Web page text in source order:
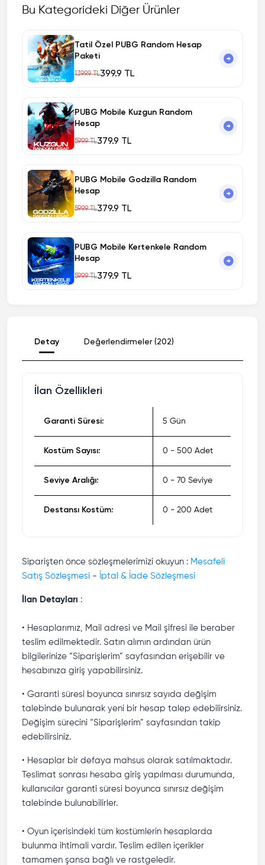
Bu Kategorideki Diğer Ürünler
Tatil Özel PUBG Random Hesap
Paketi
1399.9 TL399.9 TL
PUBG Mobile Kuzgun Random
Hesap
599.9 TL379.9 TL
PUBG Mobile Godzilla Random
Hesap
599.9 TL379.9 TL
PUBG Mobile Kertenkele Random
Hesap
599.9 TL379.9 TL
Detay Değerlendirmeler (202)
İlan Özellikleri
Garanti Süresi: 5 Gün
Kostüm Sayısı: 0 - 500 Adet
Seviye Aralığı: 0 - 70 Seviye
Destansı Kostüm: 0 - 200 Adet
Siparişten önce sözleşmelerimizi okuyun : Mesafeli
Satış Sözleşmesi - İptal & İade Sözleşmesi
İlan Detayları :
• Hesaplarımız, Mail adresi ve Mail şifresi ile beraber
teslim edilmektedir. Satın alımın ardından ürün
bilgilerinize “Siparişlerim” sayfasından erişebilir ve
hesabınıza giriş yapabilirsiniz.
• Garanti süresi boyunca sınırsız sayıda değişim
talebinde bulunarak yeni bir hesap talep edebilirsiniz.
Değişim sürecini “Siparişlerim” sayfasından takip
edebilirsiniz.
• Hesaplar bir defaya mahsus olarak satılmaktadır.
Teslimat sonrası hesaba giriş yapılması durumunda,
kullanıcılar garanti süresi boyunca sınırsız değişim
talebinde bulunabilirler.
• Oyun içerisindeki tüm kostümlerin hesaplarda
bulunma ihtimali vardır. Teslim edilen içerikler
tamamen şansa bağlı ve rastgeledir.